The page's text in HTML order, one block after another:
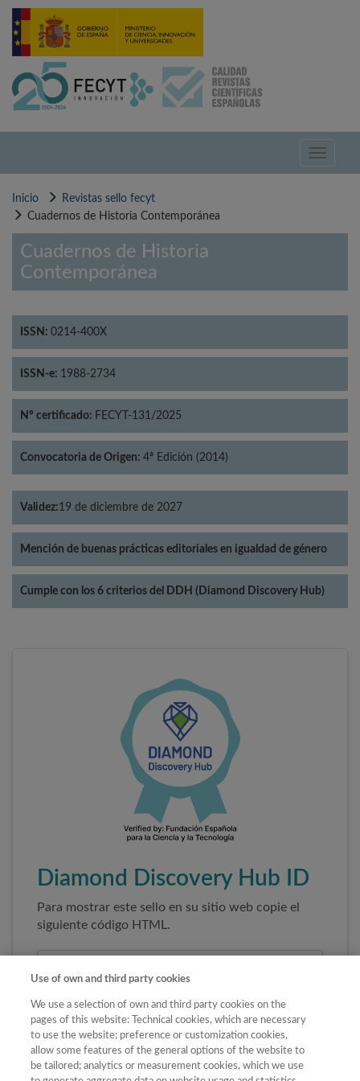
Pasar
contenido
Toggle
Inicio
Revistas sello fecyt
Cuadernos de Historia Contemporánea
Cuadernos de Historia
Contemporánea
ISSN: 0214-400X
ISSN-e: 1988-2734
Nº certificado: FECYT-131/2025
Convocatoria de Origen: 4ª Edición (2014)
Validez:19 de diciembre de 2027
Mención de buenas prácticas editoriales en igualdad de género
Cumple con los 6 criterios del DDH (Diamond Discovery Hub)
Diamond Discovery Hub ID
Para mostrar este sello en su sitio web copie el
siguiente código HTML.
Use of own and third party cookies
We use a selection of own and third party cookies on the
pages of this website: Technical cookies, which are necessary
to use the website; preference or customization cookies,
allow some features of the general options of the website to
be tailored; analytics or measurement cookies, which we use